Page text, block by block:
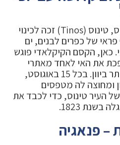
השוכן בין אנדרוס למיקונוס, טינוס (Tinos) זכה לכינוי
פראי של כפרים לבנים, ים
כאן, הקסם הקיקלאדי פוגש
את האי לאחד מאתרי
העלייה לרגל החשובים ביותר ביוון. בכל 15 באוגוסט,
ומחוצה לה מטפסים
העיר טינוס, כדי לכבד את
1823.
– פנאגיה